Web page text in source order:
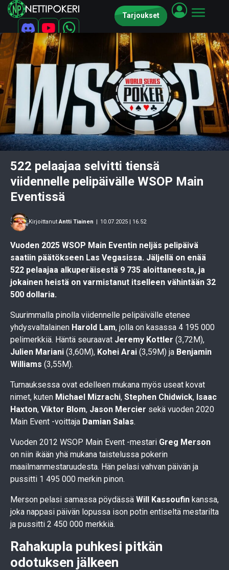
Tarjoukset
522 pelaajaa selvitti tiensä
viidennelle pelipäivälle WSOP Main
Eventissä
KirjoittanutAntti Tiainen | 10.07.2025 | 16.52
Vuoden 2025 WSOP Main Eventin neljäs pelipäivä
saatiin päätökseen Las Vegasissa. Jäljellä on enää
522 pelaajaa alkuperäisestä 9 735 aloittaneesta, ja
jokainen heistä on varmistanut itselleen vähintään 32
500 dollaria.
Suurimmalla pinolla viidennelle pelipäivälle etenee
yhdysvaltalainen Harold Lam, jolla on kasassa 4 195 000
pelimerkkiä. Häntä seuraavat Jeremy Kottler (3,72M),
Julien Mariani (3,60M), Kohei Arai (3,59M) ja Benjamin
Williams (3,55M).
Turnauksessa ovat edelleen mukana myös useat kovat
nimet, kuten Michael Mizrachi, Stephen Chidwick, Isaac
Haxton, Viktor Blom, Jason Mercier sekä vuoden 2020
Main Event -voittaja Damian Salas.
Vuoden 2012 WSOP Main Event -mestari Greg Merson
on niin ikään yhä mukana taistelussa pokerin
maailmanmestaruudesta. Hän pelasi vahvan päivän ja
pussitti 1 495 000 merkin pinon.
Merson pelasi samassa pöydässä Will Kassoufin kanssa,
joka nappasi päivän lopussa ison potin entiseltä mestarilta
ja pussitti 2 450 000 merkkiä.
Rahakupla puhkesi pitkän
odotuksen jälkeen